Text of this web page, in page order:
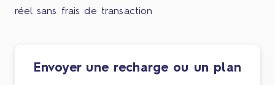
réel sans frais de transaction
Envoyer une recharge ou un plan